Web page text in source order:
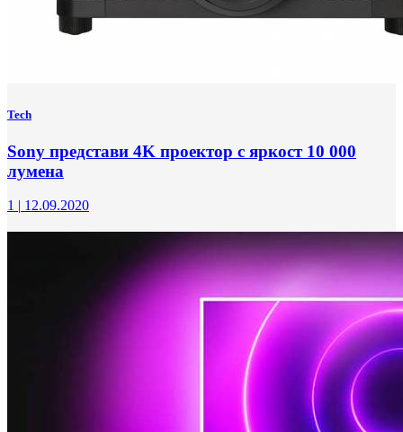
Tech
Sony представи 4K проектор с яркост 10 000
лумена
1 | 12.09.2020